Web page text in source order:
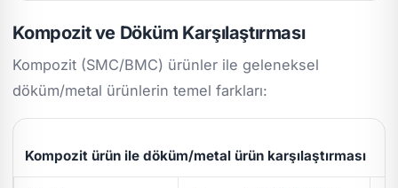
Kompozit ve Döküm Karşılaştırması
Kompozit (SMC/BMC) ürünler ile geleneksel
döküm/metal ürünlerin temel farkları:
Kompozit ürün ile döküm/metal ürün karşılaştırması